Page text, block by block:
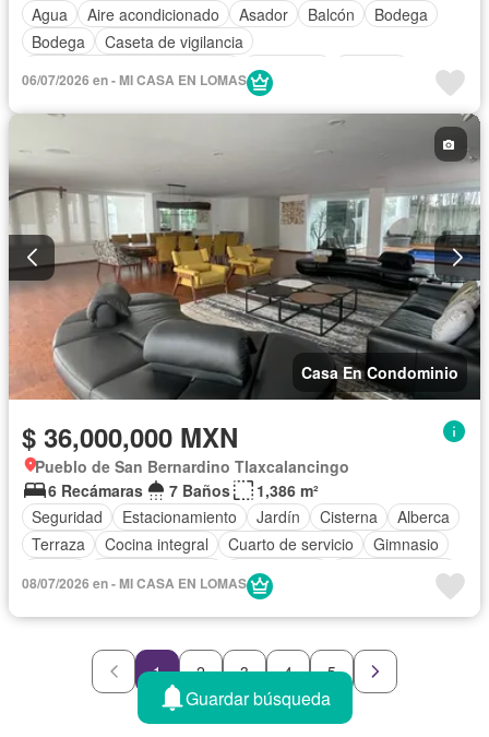
Agua
Aire acondicionado Asador Balcón
Bodega
Bodega
Caseta de vigilancia
Chimenea
Cocina integral
Cuarto de servicio
Elevador
Estacionamiento
Gas natural Gimnasio
Jacuzzi
Jardín Despacho
Azotea
Sala polivalente Sauna
Seguridad
Televisión por cable
Terraza Vista panorámica
Wifi
Zonas verdes
Sin amueblar
06/07/2026 en - MI CASA EN LOMAS
Casa En Condominio
$ 36,000,000 MXN
Pueblo de San Bernardino Tlaxcalancingo
6 Recámaras
7 Baños
1,386 m²
Seguridad
Estacionamiento Jardín Cisterna
Alberca
Terraza
Cocina integral Cuarto de servicio
Gimnasio
Zona infantil
Sala polivalente
Circuito cerrado de televisión
Electricidad
Jacuzzi Agua
Cuarto de Limpieza
Televisión por cable
Asador
Zonas verdes
Recámara con closet
Sauna
08/07/2026 en - MI CASA EN LOMAS
1 2 3 4 5
Guardar búsqueda